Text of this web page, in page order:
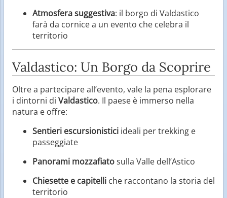
Atmosfera suggestiva: il borgo di Valdastico
farà da cornice a un evento che celebra il
territorio
Valdastico: Un Borgo da Scoprire
Oltre a partecipare all’evento, vale la pena esplorare
i dintorni di Valdastico. Il paese è immerso nella
natura e offre:
Sentieri escursionistici ideali per trekking e
passeggiate
Panorami mozzafiatosulla Valle dell’Astico
Chiesette e capitelli che raccontano la storia del
territorio